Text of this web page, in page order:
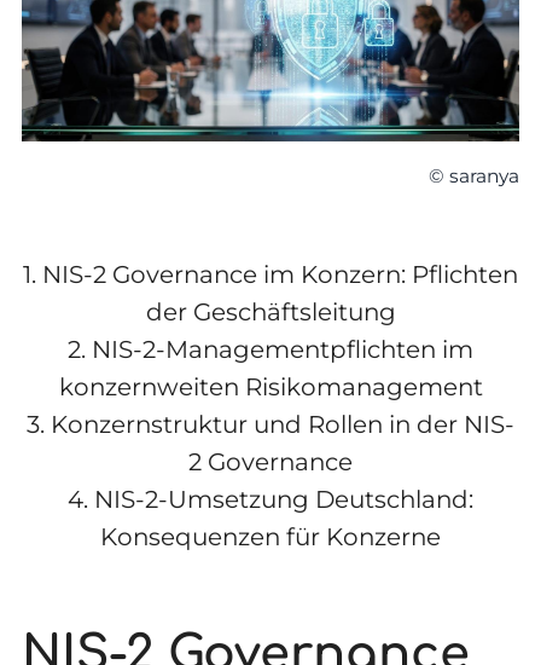
© saranya
1. NIS-2 Governance im Konzern: Pflichten
der Geschäftsleitung
2. NIS-2-Managementpflichten im
konzernweiten Risikomanagement
3. Konzernstruktur und Rollen in der NIS-
2 Governance
4. NIS-2-Umsetzung Deutschland:
Konsequenzen für Konzerne
NIS-2 Governance